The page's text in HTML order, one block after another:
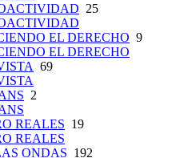
25
EL DERECHO 9
EL DERECHO
69
2
REALES 19
REALES
ONDAS 192